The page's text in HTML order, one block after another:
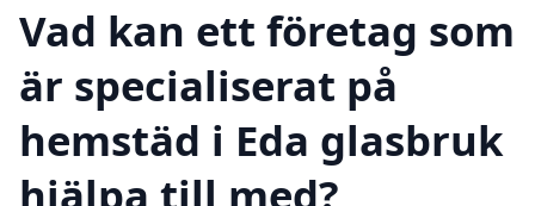
Vad kan ett företag som
är specialiserat på
hemstäd i Eda glasbruk
hjälpa till med?